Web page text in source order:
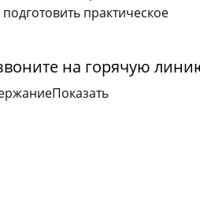
практическое
на горячую
Показать